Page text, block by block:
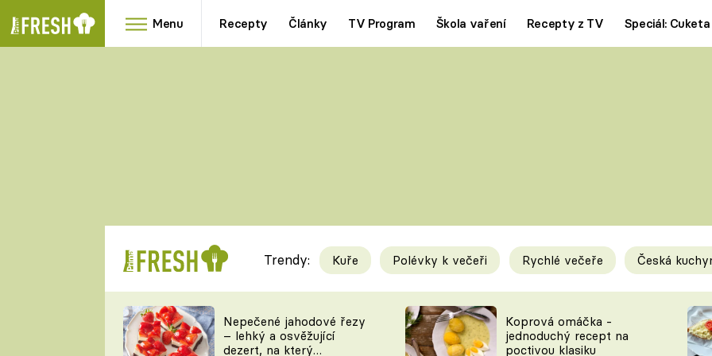
Menu Recepty Články TV Program Škola vaření Recepty z TV Speciál: Cuketa
RYCHLOVKY
Videorecepty
TEĎ VAŘÍ ŠÉF!
Tipy a triky
KAM ZA JÍDLEM
Trendy: Kuře Polévky k večeři Rychlé večeře Česká
Nepečené jahodové řezy
– lehký a osvěžující
dezert, na který
Koprová omáčka -
jednoduchý recept na
poctivou klasiku